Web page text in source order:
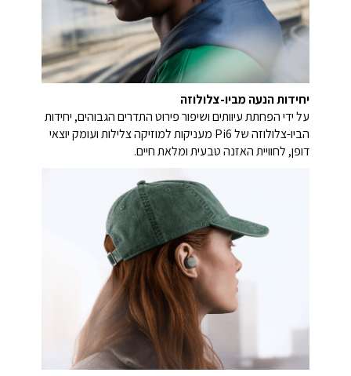
יחידות הנעה מביו-צלולוזה
על ידי הפחתת עיוותים ושיפור פירוט התדרים הגבוהים, יחידות
הביו-צלולוזה של Pi6 מעניקות למוזיקה צלילות ועומק יוצאי
דופן, לחוויית האזנה טבעית ומלאת חיים.